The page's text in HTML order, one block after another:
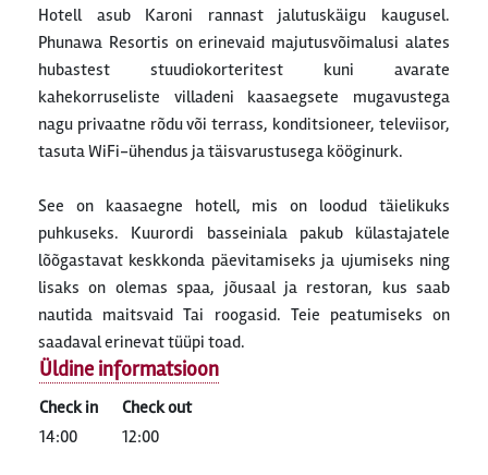
Hotell asub Karoni rannast jalutuskäigu kaugusel.
Phunawa Resortis on erinevaid majutusvõimalusi alates
hubastest stuudiokorteritest kuni avarate
kahekorruseliste villadeni kaasaegsete mugavustega
nagu privaatne rõdu või terrass, konditsioneer, televiisor,
tasuta WiFi-ühendus ja täisvarustusega kööginurk.
See on kaasaegne hotell, mis on loodud täielikuks
puhkuseks. Kuurordi basseiniala pakub külastajatele
lõõgastavat keskkonda päevitamiseks ja ujumiseks ning
lisaks on olemas spaa, jõusaal ja restoran, kus saab
nautida maitsvaid Tai roogasid. Teie peatumiseks on
saadaval erinevat tüüpi toad.
Check in
Check out
14:00
12:00
Üldine informatsioon